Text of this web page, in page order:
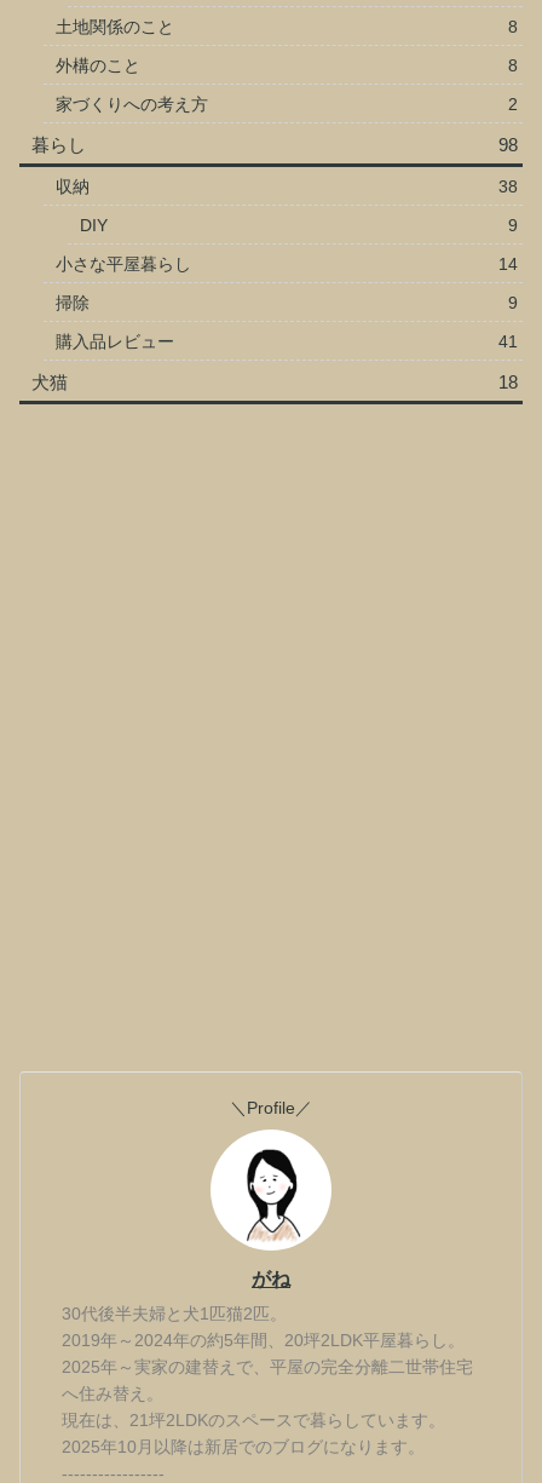
土地関係のこと
8
外構のこと
8
家づくりへの考え方
2
暮らし 98
収納
38
DIY
9
小さな平屋暮らし
14
掃除
9
購入品レビュー
41
犬猫 18
＼Profile／
がね
30代後半夫婦と犬1匹猫2匹。
2019年～2024年の約5年間、20坪2LDK平屋暮らし。
2025年～実家の建替えで、平屋の完全分離二世帯住宅
へ住み替え。
現在は、21坪2LDKのスペースで暮らしています。
2025年10月以降は新居でのブログになります。
-----------------